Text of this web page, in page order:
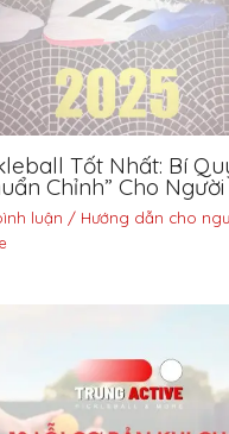
Tốt Nhất: Bí
Chỉnh” Cho
luận / Hướng dẫn cho